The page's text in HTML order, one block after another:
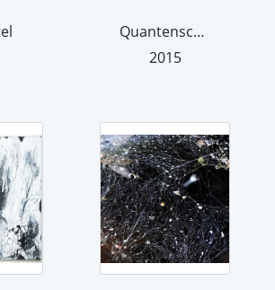
Quantenschaum, William ist zurück
2015